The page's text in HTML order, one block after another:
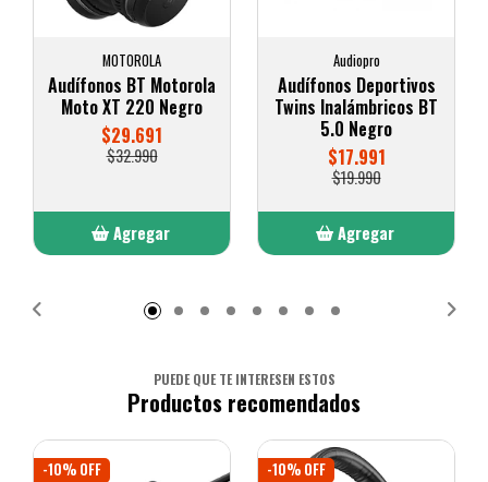
MOTOROLA
Audífonos BT Motorola
Moto XT 220 Negro
$29.691
$32.990
Agregar
Audiopro
Audífonos Deportivos
Twins Inalámbricos BT
5.0 Negro
$17.991
$19.990
Agregar
PUEDE QUE TE INTERESEN ESTOS
Productos recomendados
-10% OFF -10% OFF